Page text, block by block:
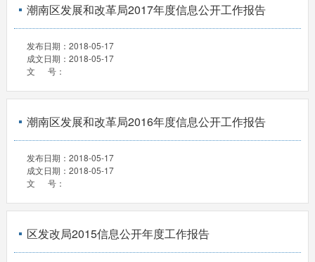
潮南区发展和改革局2017年度信息公开工作报告
发布日期： 2018-05-17
成文日期： 2018-05-17
文 号：
潮南区发展和改革局2016年度信息公开工作报告
发布日期： 2018-05-17
成文日期： 2018-05-17
文 号：
区发改局2015信息公开年度工作报告